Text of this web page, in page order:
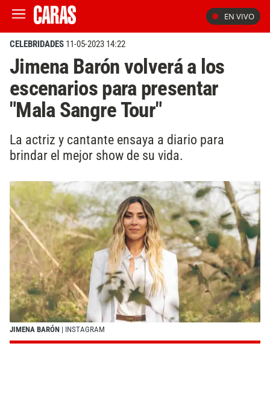
EN VIVO
CELEBRIDADES 11-05-2023 14:22
Jimena Barón volverá a los
escenarios para presentar
"Mala Sangre Tour"
La actriz y cantante ensaya a diario para
brindar el mejor show de su vida.
JIMENA BARÓN | INSTAGRAM